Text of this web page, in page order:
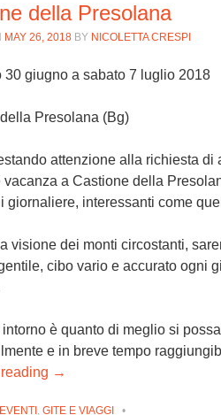
della Presolana
MAY 26, 2018 BY NICOLETTA CRESPI
30 giugno a sabato 7 luglio 2018
Presolana (Bg)
attenzione alla richiesta
vacanza a Castione della
giornaliere, interessanti come
visione dei monti circostanti,
cibo vario e accurato ogni
intorno è quanto di meglio si
e in breve tempo
→
EVENTI, GITE E VIAGGI •